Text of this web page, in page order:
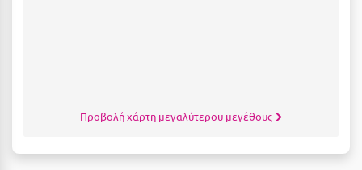
Προβολή χάρτη μεγαλύτερου μεγέθους